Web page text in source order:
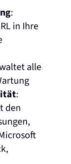
:
in Ihre
alle
:
den